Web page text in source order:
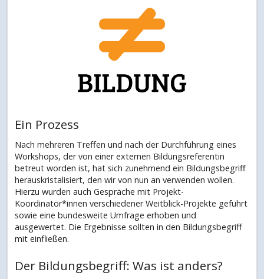
Ein Prozess
Nach mehreren Treffen und nach der Durchführung eines
Workshops, der von einer externen Bildungsreferentin
betreut worden ist, hat sich zunehmend ein Bildungsbegriff
herauskristalisiert, den wir von nun an verwenden wollen.
Hierzu wurden auch Gespräche mit Projekt-
Koordinator*innen verschiedener Weitblick-Projekte geführt
sowie eine bundesweite Umfrage erhoben und
ausgewertet. Die Ergebnisse sollten in den Bildungsbegriff
mit einfließen.
Der Bildungsbegriff: Was ist anders?